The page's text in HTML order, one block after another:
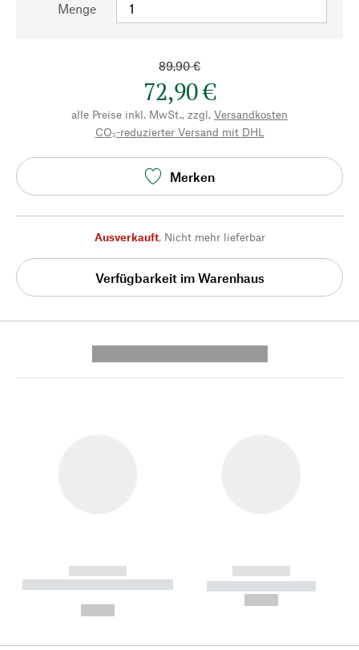
Menge
89,90 €
72,90 €
alle Preise inkl. MwSt., zzgl. Versandkosten
CO₂-reduzierter Versand mit DHL
Merken
Ausverkauft, Nicht mehr lieferbar
Verfügbarkeit im Warenhaus
------------
----------- ----------- --------
------------
----------- -----------